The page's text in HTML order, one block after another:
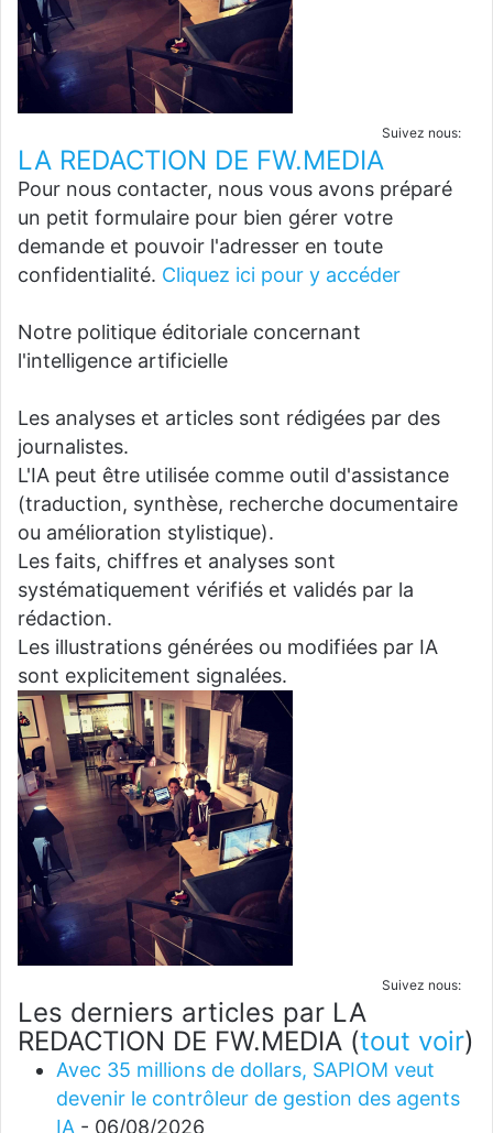
Suivez nous:
LA REDACTION DE FW.MEDIA
Pour nous contacter, nous vous avons préparé
un petit formulaire pour bien gérer votre
demande et pouvoir l'adresser en toute
confidentialité. Cliquez ici pour y accéder
Notre politique éditoriale concernant
l'intelligence artificielle
Les analyses et articles sont rédigées par des
journalistes.
L'IA peut être utilisée comme outil d'assistance
(traduction, synthèse, recherche documentaire
ou amélioration stylistique).
Les faits, chiffres et analyses sont
systématiquement vérifiés et validés par la
rédaction.
Les illustrations générées ou modifiées par IA
sont explicitement signalées.
Suivez nous:
Les derniers articles par LA
REDACTION DE FW.MEDIA (tout voir)
Avec 35 millions de dollars, SAPIOM veut
devenir le contrôleur de gestion des agents
IA - 06/08/2026